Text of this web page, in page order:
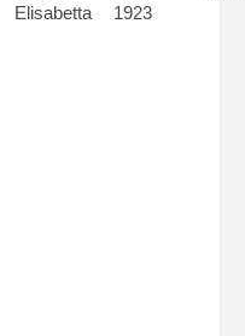
Elisabetta
1923